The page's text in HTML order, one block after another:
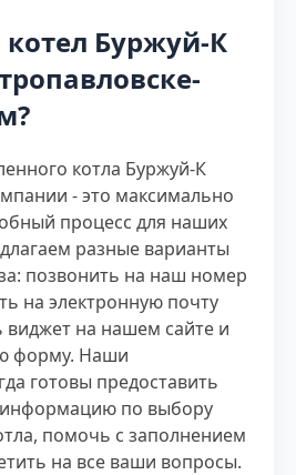
котел Буржуй-К
котла Буржуй-К
- это максимально
процесс для наших
разные варианты
позвонить на наш номер
на электронную почту
виджет на нашем сайте и
форму. Наши
готовы предоставить
по выбору
помочь с заполнением
на все ваши вопросы.